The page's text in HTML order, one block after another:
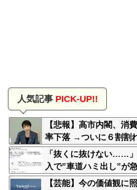
人気記事PICK-UP!!
【悲報】高市内閣、消
率下落 →ついに６割割
「抜くに抜けない……
入で”車道ハミ出し”が
【芸能】今の価値観に